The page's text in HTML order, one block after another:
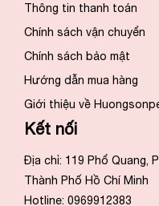
Thông tin thanh toán
Chính sách vận chuyển
Chính sách bảo mật
Hướng dẫn mua hàng
Giới thiệu về
Kết nối
Địa chỉ: 119 Phổ Quang,
Thành Phố Hồ Chí Minh
Hotline: 0969912383